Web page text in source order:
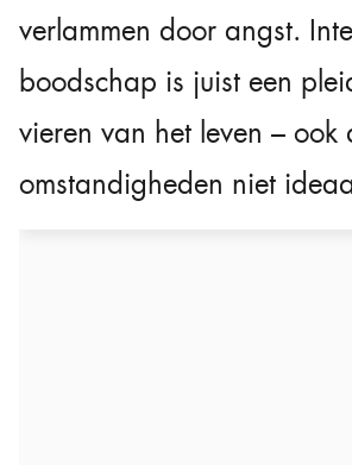
verlammen door angst.
boodschap is juist een
vieren van het leven – ook
omstandigheden niet